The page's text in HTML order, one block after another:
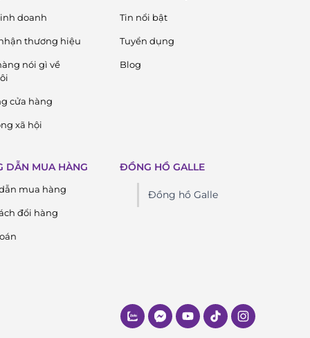
doanh
thương hiệu
nói gì về
cửa hàng
xã hội
Tin nổi bật
Tuyển dụng
Blog
DẪN MUA HÀNG
mua hàng
đổi hàng
ĐỒNG HỒ GALLE
Đồng hồ Galle